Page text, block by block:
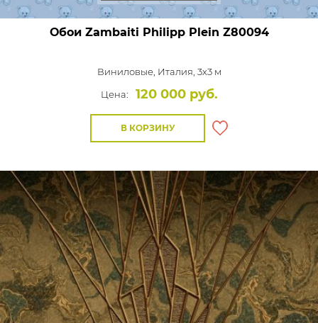
Обои Zambaiti Philipp Plein Z80094
Виниловые, Италия, 3x3 м
Цена:
120 000 руб.
В КОРЗИНУ